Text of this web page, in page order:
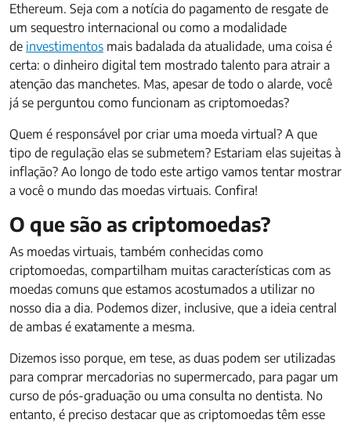
Ethereum. Seja com a notícia do pagamento de resgate de
um sequestro internacional ou como a modalidade
de investimentos mais badalada da atualidade, uma coisa é
certa: o dinheiro digital tem mostrado talento para atrair a
atenção das manchetes. Mas, apesar de todo o alarde, você
já se perguntou como funcionam as criptomoedas?
Quem é responsável por criar uma moeda virtual? A que
tipo de regulação elas se submetem? Estariam elas sujeitas à
inflação? Ao longo de todo este artigo vamos tentar mostrar
a você o mundo das moedas virtuais. Confira!
O que são as criptomoedas?
As moedas virtuais, também conhecidas como
criptomoedas, compartilham muitas características com as
moedas comuns que estamos acostumados a utilizar no
nosso dia a dia. Podemos dizer, inclusive, que a ideia central
de ambas é exatamente a mesma.
Dizemos isso porque, em tese, as duas podem ser utilizadas
para comprar mercadorias no supermercado, para pagar um
curso de pós-graduação ou uma consulta no dentista. No
entanto, é preciso destacar que as criptomoedas têm esse